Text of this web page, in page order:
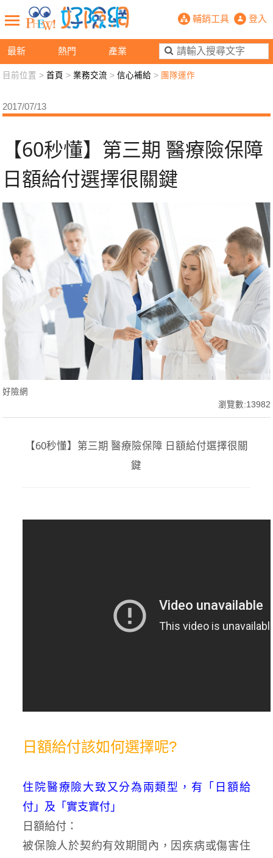
最新 熱門 產業
【60秒懂】第三期 醫療險保障 日
輔銷工具 登入
新聞觀點 業務交流 好險懂生活
退休先準備 好險學堂 輔銷工具 活動專區
目前位置 >首頁 >業務交流 >信心補給 > 團隊運作
2017/07/13
【60秒懂】第三期 醫療險保障
日額給付選擇很關鍵
好險網
瀏覽數:13982
【60秒懂】第三期 醫療險保障 日額給付選擇很關
鍵
日額給付該如何選擇呢?
住院醫療險大致又分為兩類型，有「日額給
付」及「實支實付」
日額給付：
被保險人於契約有效期間內，因疾病或傷害住